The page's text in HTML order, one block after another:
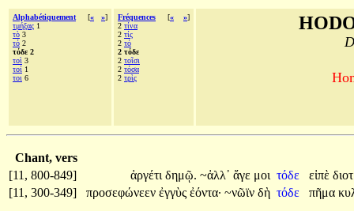
Alphabétiquement [« »]
τμήξας 1
τὸ 3
τό 2
τόδε 2
τοὶ 3
τοί 1
τοι 6
Fréquences [« »]
2 τίνα
2 τίς
2 τό
2 τόδε
2 τοῖσι
2 τόσα
2 τρὶς
Chant, vers
[11, 800-849]
ἀργέτι δημῷ. ~ἀλλ᾽ ἄγε μοι τόδε εἰπὲ
[11, 300-349]
προσεφώνεεν ἐγγὺς ἐόντα· ~νῶϊν δὴ τόδε πῆμα